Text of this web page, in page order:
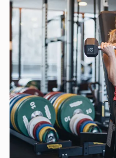
Entstauender Verband
60 Euro
Stoßwellentherapie
1x = 95 Euro
2x = 280 Euro
Handtherapie
60 Euro (30 min)
Therapie bei